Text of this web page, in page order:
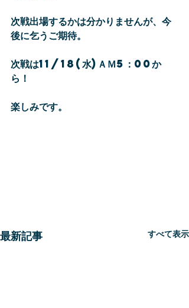
次戦出場するかは分かりませんが、今
後に乞うご期待。
次戦は11/18(水)ＡＭ5：00か
ら！
楽しみです。
最新記事 すべて表示